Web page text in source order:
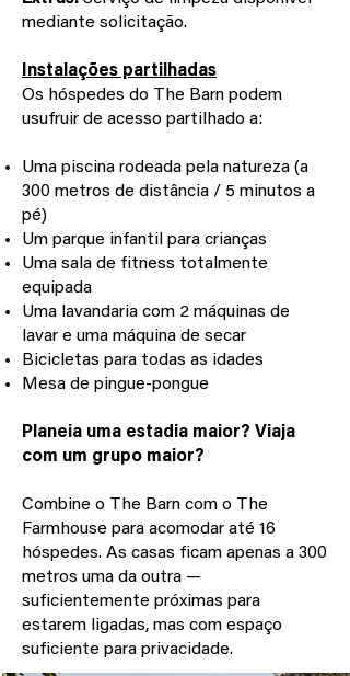
mediante solicitação.
​Instalações partilhadas
Os hóspedes do The Barn podem
usufruir de acesso partilhado a:
Uma piscina rodeada pela natureza (a
300 metros de distância / 5 minutos a
pé)
Um parque infantil para crianças
Uma sala de fitness totalmente
equipada
Uma lavandaria com 2 máquinas de
lavar e uma máquina de secar
Bicicletas para todas as idades
Mesa de pingue-pongue
Planeia uma estadia maior? Viaja
com um grupo maior?
Combine o The Barn com o The
Farmhouse para acomodar até 16
hóspedes. As casas ficam apenas a 300
metros uma da outra —
suficientemente próximas para
estarem ligadas, mas com espaço
suficiente para privacidade.